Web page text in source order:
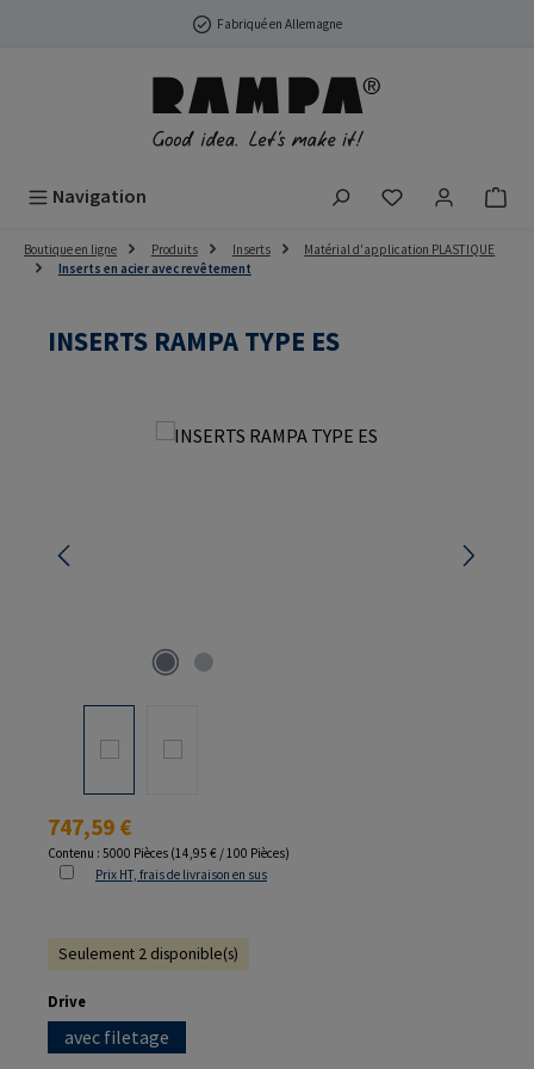
Passer au contenu principalFabriqué en Allemagne
Navigation Vous avez 0
Boutique en ligne Produits Inserts
Matérial d'application PLASTIQUE
Inserts en acier avec revêtement
INSERTS RAMPA TYPE ES
Ignorer la galerie d'images
Prix régulier :
747,59 €
Contenu : 5000 Pièces (14,95 € / 100 Pièces)
Prix HT, frais de livraison en sus
Seulement 2 disponible(s)
Sélectionnez
Drive
avec filetage